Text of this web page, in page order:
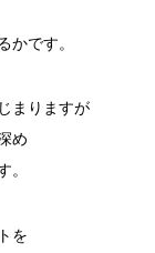
かです。
まりますが
め
を